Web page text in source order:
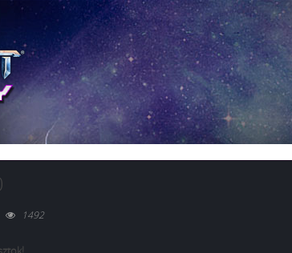
1492